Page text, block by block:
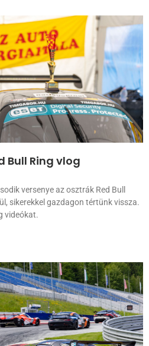
Bull Ring vlog
versenye az osztrák Red Bull
sikerekkel gazdagon tértünk vissza.
videókat.